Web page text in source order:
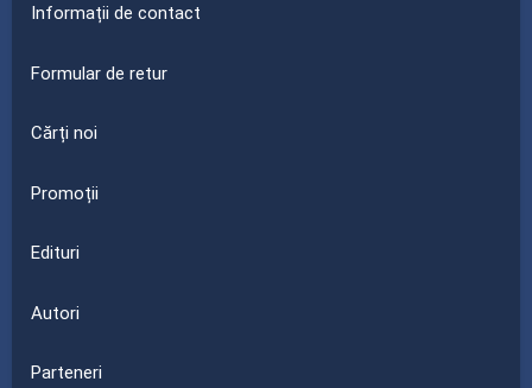
Informații de contact
Formular de retur
Cărți noi
Promoții
Edituri
Autori
Parteneri